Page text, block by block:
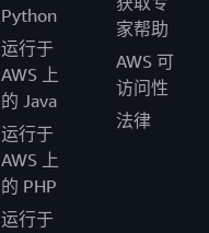
Python
运行于
AWS 上
的 Java
运行于
AWS 上
的 PHP
运行于
家帮助
AWS 可
访问性
法律